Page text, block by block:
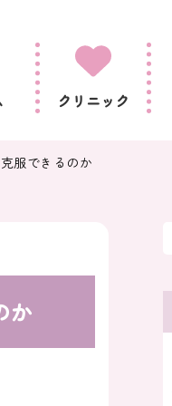
クリニック
服できるのか
か